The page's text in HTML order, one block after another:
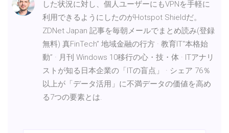
した状況に対し、個人ユーザーにもVPNを手軽に
利用できるようにしたのがHotspot Shieldだ。
ZDNet Japan 記事を毎朝メールでまとめ読み(登録
無料) 真FinTech” 地域金融の行方 · 教育IT“本格始
動” · 月刊 Windows 10移行の心・技・体 · ITアナリ
ストが知る日本企業の「ITの盲点」 · シェア 76％
以上が「データ活用」に不満データの価値を高め
る7つの要素とは.